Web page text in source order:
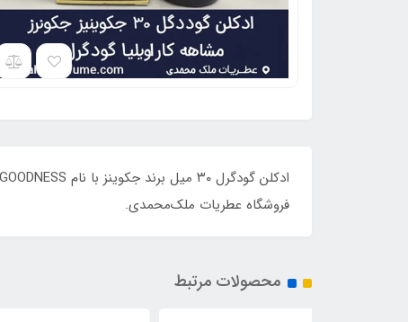
فروشگاه عطریات ملک‌محمدی.
محصولات مرتبط